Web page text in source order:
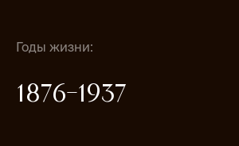
Годы жизни:
1876-1937